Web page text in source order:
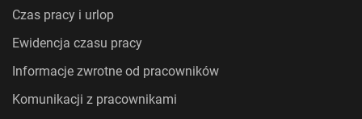
Czas pracy i urlop
Ewidencja czasu pracy
Informacje zwrotne od pracowników
Komunikacji z pracownikami